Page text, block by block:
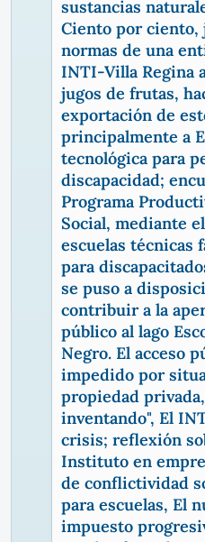
sustancias
Ciento por ciento,
normas de una
INTI-Villa Regina
jugos de frutas,
exportación de
principalmente a
tecnológica para
discapacidad;
Programa
Social, mediante
escuelas técnicas
para
se puso a
contribuir a la
público al lago
Negro. El acceso
impedido por
propiedad
inventando", El
crisis; reflexión
Instituto en
de conflictividad
para escuelas, El
impuesto